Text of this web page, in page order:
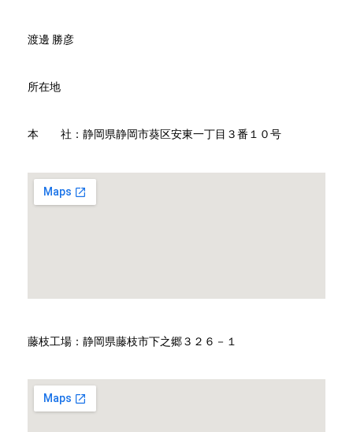
渡邊 勝彦
所在地
本 社：静岡県静岡市葵区安東一丁目３番１０号
藤枝工場：静岡県藤枝市下之郷３２６－１